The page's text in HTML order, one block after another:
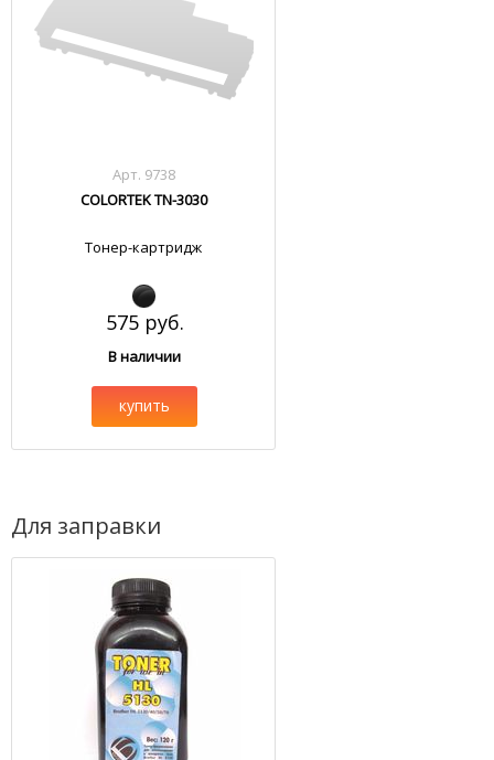
Арт. 9738
COLORTEK TN-3030
Тонер-картридж
575 руб.
В наличии
купить
Для заправки